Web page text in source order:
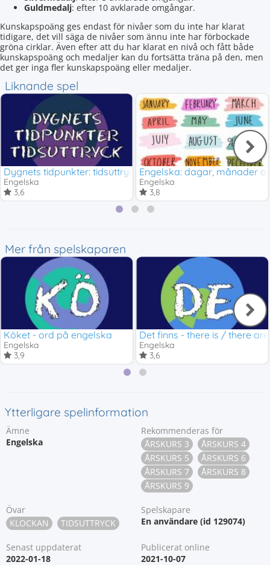
Guldmedalj: efter 10 avklarade omgångar.
Kunskapspoäng ges endast för nivåer som du inte har klarat
tidigare, det vill säga de nivåer som ännu inte har förbockade
gröna cirklar. Även efter att du har klarat en nivå och fått både
kunskapspoäng och medaljer kan du fortsätta träna på den, men
det ger inga fler kunskapspoäng eller medaljer.
Liknande spel
Dygnets tidpunkter: tidsuttryck
Engelska
3,6
Engelska: dagar, månader
Engelska
3,8
Mer från spelskaparen
Köket - ord på engelska
Engelska
3,9
Det finns - there is / there are
Engelska
3,6
Ytterligare spelinformation
Ämne
Engelska
Rekommenderas för
ÅRSKURS 3
ÅRSKURS 4
ÅRSKURS 5
ÅRSKURS 6
ÅRSKURS 7
ÅRSKURS 8
ÅRSKURS 9
Övar
KLOCKAN
TIDSUTTRYCK
Spelskapare
En användare (id 129074)
Senast uppdaterat
2022-01-18
Publicerat online
2021-10-07